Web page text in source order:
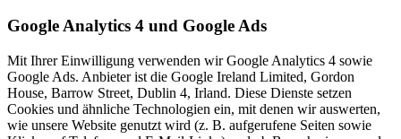
Google Analytics 4 und Google Ads
Mit Ihrer Einwilligung verwenden wir Google Analytics 4 sowie
Google Ads. Anbieter ist die Google Ireland Limited, Gordon
House, Barrow Street, Dublin 4, Irland. Diese Dienste setzen
Cookies und ähnliche Technologien ein, mit denen wir auswerten,
wie unsere Website genutzt wird (z. B. aufgerufene Seiten sowie